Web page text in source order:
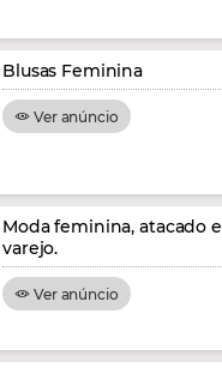
Blusas Feminina
Ver anúncio
Moda feminina, atacado e
varejo.
Ver anúncio